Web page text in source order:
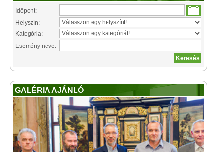
Időpont:
Helyszín:
Kategória:
Esemény neve:
GALÉRIA AJÁNLÓ